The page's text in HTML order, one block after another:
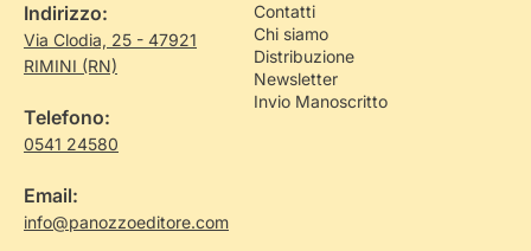
Indirizzo:
Via Clodia, 25 - 47921
RIMINI (RN)
Telefono:
0541 24580
Email:
info@panozzoeditore.com
Contatti
Chi siamo
Distribuzione
Newsletter
Invio Manoscritto